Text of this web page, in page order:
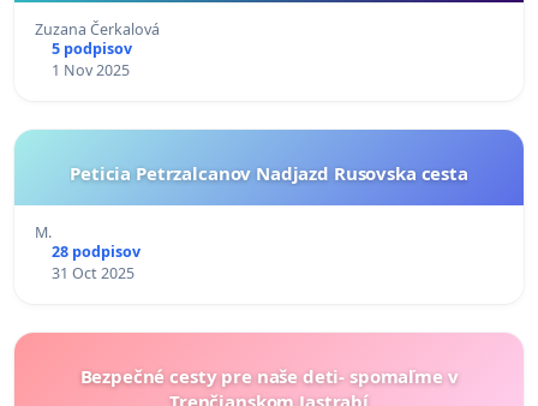
Zuzana Čerkalová
5 podpisov
1 Nov 2025
Peticia Petrzalcanov Nadjazd Rusovska cesta
M.
28 podpisov
31 Oct 2025
Bezpečné cesty pre naše deti- spomaľme v